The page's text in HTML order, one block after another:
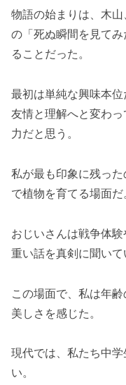
物語の始まりは、木
の「死ぬ瞬間を見て
ることだった。
最初は単純な興味本
友情と理解へと変わ
力だと思う。
私が最も印象に残っ
で植物を育てる場面だ
おじいさんは戦争体
重い話を真剣に聞いて
この場面で、私は年
美しさを感じた。
現代では、私たち中
い。